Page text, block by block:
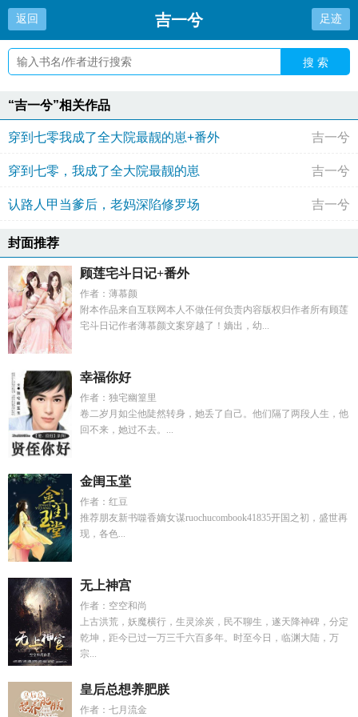
返回 吉一兮 足迹
搜 索
“吉一兮”相关作品
穿到七零我成了全大院最靓的崽+番外 吉一兮
穿到七零，我成了全大院最靓的崽 吉一兮
认路人甲当爹后，老妈深陷修罗场 吉一兮
封面推荐
顾莲宅斗日记+番外
作者：薄慕颜
附本作品来自互联网本人不做任何负责内容版权归作者所有顾莲
宅斗日记作者薄慕颜文案穿越了！嫡出，幼...
幸福你好
作者：独宅幽篁里
卷二岁月如尘他陡然转身，她丢了自己。他们隔了两段人生，他
回不来，她过不去。...
金闺玉堂
作者：红豆
推荐朋友新书噬香嫡女谋ruochucombook41835开国之初，盛世再
现，各色...
无上神宫
作者：空空和尚
上古洪荒，妖魔横行，生灵涂炭，民不聊生，遂天降神碑，分定
乾坤，距今已过一万三千六百多年。时至今日，临渊大陆，万
宗...
皇后总想养肥朕
作者：七月流金